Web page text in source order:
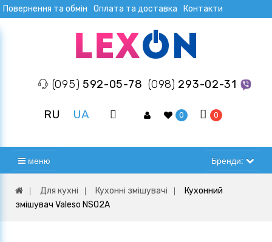
Повернення та обмін Оплата та доставка Контакти
(095) 592-05-78 (098) 293-02-31
RU UA 0 0
меню Бренди:
Для кухні Кухонні змішувачі
Кухонний
змішувач Valeso NS02A